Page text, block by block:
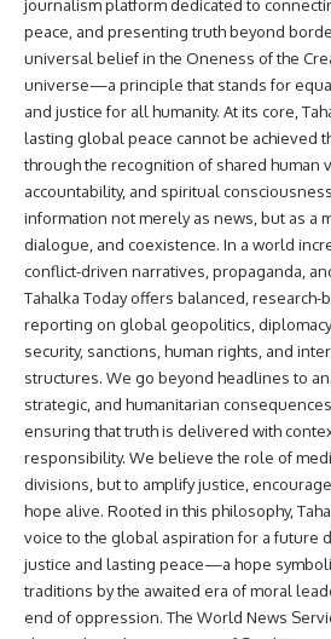
journalism platform dedicated to
peace, and presenting truth beyond
universal belief in the Oneness of the
universe—a principle that stands for
and justice for all humanity. At its core,
lasting global peace cannot be achieved
through the recognition of shared human
accountability, and spiritual
information not merely as news, but as a
dialogue, and coexistence. In a world
conflict-driven narratives, propaganda,
Tahalka Today offers balanced, research-
reporting on global geopolitics,
security, sanctions, human rights, and
structures. We go beyond headlines to
strategic, and humanitarian
ensuring that truth is delivered with
responsibility. We believe the role of
divisions, but to amplify justice,
hope alive. Rooted in this philosophy,
voice to the global aspiration for a future
justice and lasting peace—a hope
traditions by the awaited era of moral
end of oppression. The World News